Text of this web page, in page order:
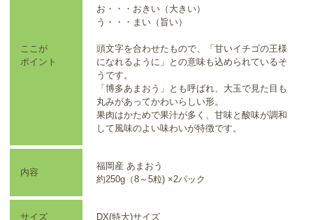
ここが
ポイント
お・・・おきい（大きい）
う・・・まい（旨い）
頭文字を合わせたもので、「甘いイチゴの王様
になれるように」との意味も込められているそ
うです。
「博多あまおう」とも呼ばれ、大玉で見た目も
丸みがあってかわいらしい形。
果肉はかためで果汁が多く、甘味と酸味が調和
して風味のよい味わいが特徴です。
内容
福岡産 あまおう
約250g（8～5粒) ×2パック
サイズ DX(特大)サイズ